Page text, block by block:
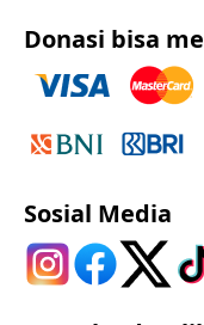
Donasi bisa
Sosial Media